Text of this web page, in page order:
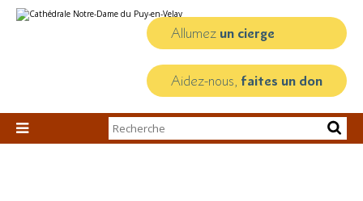
au
personnels
Allumez un cierge
Aidez-nous, faites un don

Chercher par
Recherche